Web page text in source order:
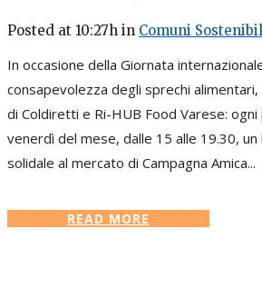
Posted at 10:27h in Comuni
In occasione della Giornata
consapevolezza degli sprechi alimentari,
di Coldiretti e Ri-HUB Food Varese: ogni
venerdì del mese, dalle 15 alle 19.30,
solidale al mercato di Campagna Amica...
READ MORE